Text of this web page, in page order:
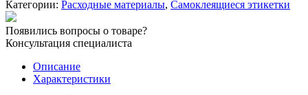
ПП
30х20
мм/2000
шт.
Категории: Расходные материалы, Самоклеящиеся этикетки
Появились вопросы о товаре?
Консультация специалиста
Описание
Характеристики